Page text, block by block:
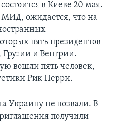
в Киеве 20 мая.
ожидается, что на
пять президентов –
и Венгрии.
вошли пять человек,
Рик Перри.
Украину не позвали. В
получили